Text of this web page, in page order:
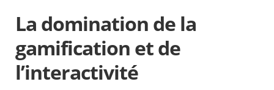
La domination de la
gamification et de
l’interactivité